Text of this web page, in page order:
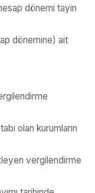
dönemi tayin
dönemine) ait
olan kurumların
vergilendirme